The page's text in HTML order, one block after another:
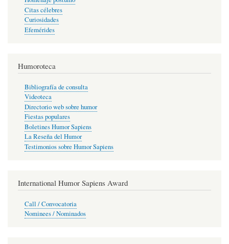
Citas célebres
Curiosidades
Efemérides
Humoroteca
Bibliografía de consulta
Videoteca
Directorio web sobre humor
Fiestas populares
Boletines Humor Sapiens
La Reseña del Humor
Testimonios sobre Humor Sapiens
International Humor Sapiens Award
Call / Convocatoria
Nominees / Nominados